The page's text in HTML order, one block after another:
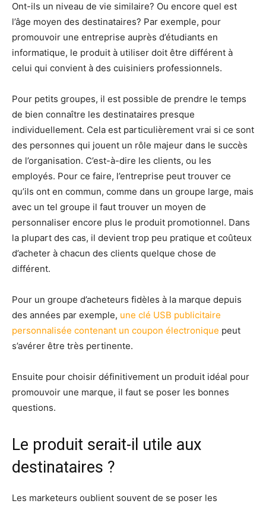
Ont-ils un niveau de vie similaire? Ou encore quel est
l’âge moyen des destinataires? Par exemple, pour
promouvoir une entreprise auprès d’étudiants en
informatique, le produit à utiliser doit être différent à
celui qui convient à des cuisiniers professionnels.
Pour petits groupes, il est possible de prendre le temps
de bien connaître les destinataires presque
individuellement. Cela est particulièrement vrai si ce sont
des personnes qui jouent un rôle majeur dans le succès
de l’organisation. C’est-à-dire les clients, ou les
employés. Pour ce faire, l’entreprise peut trouver ce
qu’ils ont en commun, comme dans un groupe large, mais
avec un tel groupe il faut trouver un moyen de
personnaliser encore plus le produit promotionnel. Dans
la plupart des cas, il devient trop peu pratique et coûteux
d’acheter à chacun des clients quelque chose de
différent.
Pour un groupe d’acheteurs fidèles à la marque depuis
des années par exemple, une clé USB publicitaire
personnalisée contenant un coupon électronique peut
s’avérer être très pertinente.
Ensuite pour choisir définitivement un produit idéal pour
promouvoir une marque, il faut se poser les bonnes
questions.
Le produit serait-il utile aux
destinataires ?
Les marketeurs oublient souvent de se poser les